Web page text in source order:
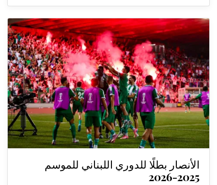
الأنصار بطلًا للدوري اللبناني للموسم
2025-2026